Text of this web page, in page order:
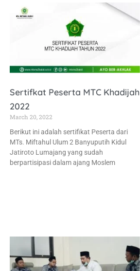
Sertifkat Peserta MTC Khadijah
2022
March 20, 2022
Berikut ini adalah sertifikat Peserta dari
MTs. Miftahul Ulum 2 Banyuputih Kidul
Jatiroto Lumajang yang sudah
berpartisipasi dalam ajang Moslem